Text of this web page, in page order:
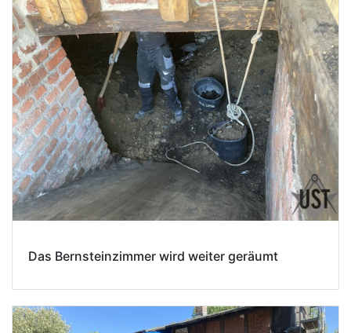
Das Bernsteinzimmer wird weiter geräumt